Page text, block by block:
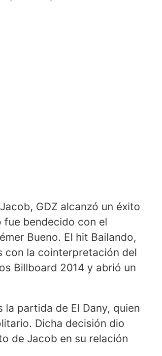
GDZ alcanzó un éxito
fue bendecido con el
Bueno. El hit Bailando,
con la cointerpretación del
Billboard 2014 y abrió un
partida de El Dany, quien
Dicha decisión dio
de Jacob en su relación